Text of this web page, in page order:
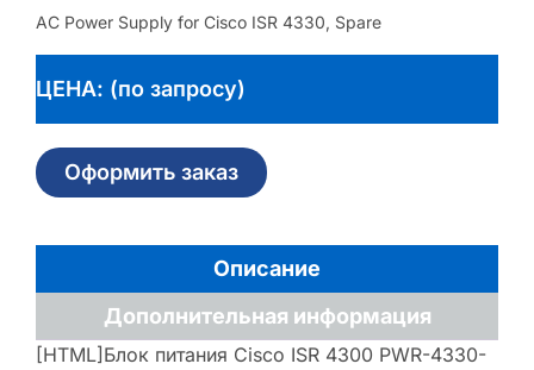
AC Power Supply for Cisco ISR 4330, Spare
ЦЕНА: (по запросу)
Оформить заказ
Описание
Дополнительная информация
[HTML]Блок питания Cisco ISR 4300 PWR-4330-